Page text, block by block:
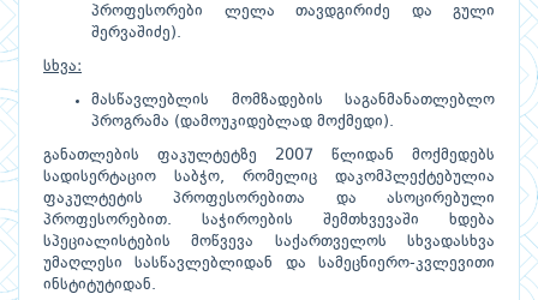
პროფესორები ლელა თავდგირიძე და გული
შერვაშიძე).
სხვა:
მასწავლებლის მომზადების საგანმანათლებლო
პროგრამა (დამოუკიდებლად მოქმედი).
განათლების ფაკულტეტზე 2007 წლიდან მოქმედებს
სადისერტაციო საბჭო, რომელიც დაკომპლექტებულია
ფაკულტეტის პროფესორებითა და ასოცირებული
პროფესორებით. საჭიროების შემთხვევაში ხდება
სპეციალისტების მოწვევა საქართველოს სხვადასხვა
უმაღლესი სასწავლებლიდან და სამეცნიერო-კვლევითი
ინსტიტუტიდან.